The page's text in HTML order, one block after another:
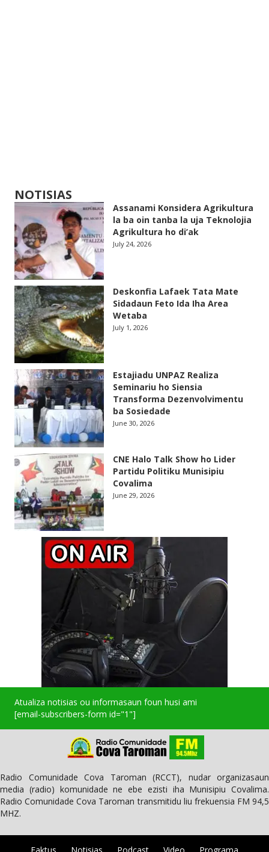
NOTISIAS
Assanami Konsidera Agrikultura
la ba oin tanba la uja Teknolojia
Agrikultura ho di’ak
July 24, 2026
Deskonfia Lafaek Tata Mate
Sidadaun Feto Ida Iha Area
Wetaba
July 1, 2026
Estajiadu UNPAZ Realiza
Seminariu ho Siensia
Transforma Dezenvolvimentu
ba Sosiedade
June 30, 2026
CNE Halo Talk Show ho Lider
Partidu Politiku Munisipiu
Covalima
June 29, 2026
Atualiza notisias ou informasaun foun husi ami
[email-subscribers-form id="1"]
Radio Comunidade Cova Taroman (RCCT), nudar organizasaun
media (radio) komunidade ne ebe ezisti iha Munisipiu Covalima.
Radio Comunidade Cova Taroman transmitidu liu frekuensia FM 94,5
MHZ.